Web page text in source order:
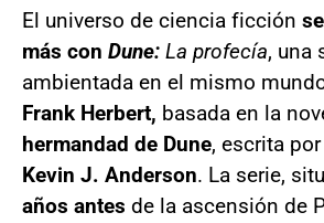
El universo de ciencia ficción
más con Dune: La profecía, una
ambientada en el mismo
Frank Herbert, basada en la
hermandad de Dune, escrita por
Kevin J. Anderson. La serie,
años antes de la ascensión de